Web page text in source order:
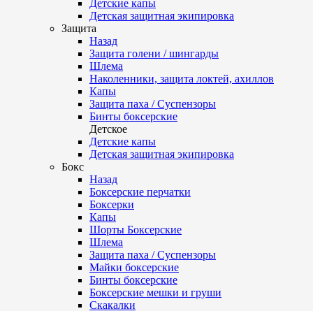
Детские капы
Детская защитная экипировка
Защита
Назад
Защита голени / шингарды
Шлема
Наколенники, защита локтей, ахиллов
Капы
Защита паха / Суспензоры
Бинты боксерские
Детское
Детские капы
Детская защитная экипировка
Бокс
Назад
Боксерские перчатки
Боксерки
Капы
Шорты Боксерские
Шлема
Защита паха / Суспензоры
Майки боксерские
Бинты боксерские
Боксерские мешки и груши
Скакалки